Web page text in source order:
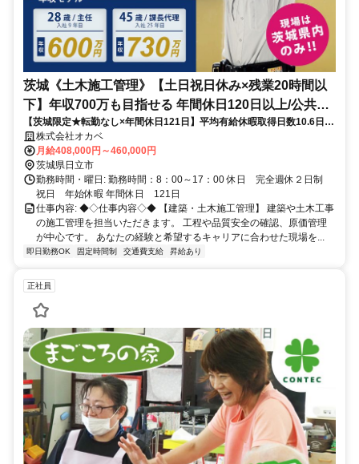
茨城《土木施工管理》【土日祝日休み×残業20時間以
下】年収700万も目指せる 年間休日120日以上/公共工
事メイン/正社員
【茨城限定★転勤なし×年間休日121日】平均有給休暇取得日数10.6日！
嬉しい入社お祝い金15万円支給♪
株式会社オカベ
月給408,000円～460,000円
茨城県日立市
勤務時間・曜日: 勤務時間：8：00～17：00 休日 完全週休２日制
祝日 年始休暇 年間休日 121日
仕事内容: ◆◇仕事内容◇◆ 【建築・土木施工管理】 建築や土木工事
の施工管理を担当いただきます。 工程や品質安全の確認、原価管理
が中心です。 あなたの経験と希望するキャリアに合わせた現場を...
即日勤務OK 固定時間制 交通費支給 昇給あり
正社員